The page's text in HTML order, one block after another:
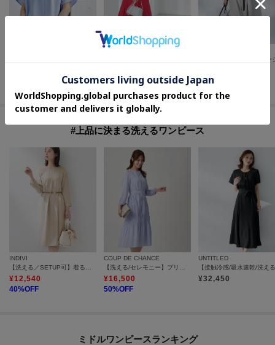
UNTITLED
30%OFF
#上品に決まる洗えるワンピース
INDIVI
¥12,540
40%OFF
COUP DE CHANCE
¥16,500
50%OFF
UNTITLED
¥32,450
ミドルワンピースランキング